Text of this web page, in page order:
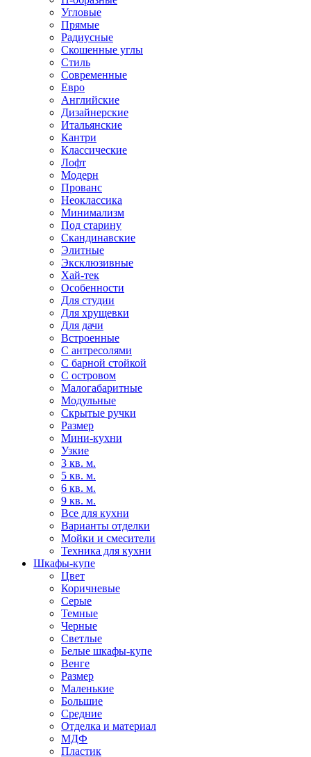
Угловые
Прямые
Радиусные
Скошенные углы
Стиль
Современные
Евро
Английские
Дизайнерские
Итальянские
Кантри
Классические
Лофт
Модерн
Прованс
Неоклассика
Минимализм
Под старину
Скандинавские
Элитные
Эксклюзивные
Хай-тек
Особенности
Для студии
Для хрущевки
Для дачи
Встроенные
С антресолями
С барной стойкой
С островом
Малогабаритные
Модульные
Скрытые ручки
Размер
Мини-кухни
Узкие
3 кв. м.
5 кв. м.
6 кв. м.
9 кв. м.
Все для кухни
Варианты отделки
Мойки и смесители
Техника для кухни
Шкафы-купе
Цвет
Коричневые
Серые
Темные
Черные
Светлые
Белые шкафы-купе
Венге
Размер
Маленькие
Большие
Средние
Отделка и материал
МДФ
Пластик